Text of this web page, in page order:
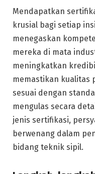
Mendapatkan
krusial bagi setiap
menegaskan
mereka di mata
meningkatkan
memastikan kualitas
sesuai dengan
mengulas secara
jenis sertifikasi,
berwenang dalam
bidang teknik sipil.